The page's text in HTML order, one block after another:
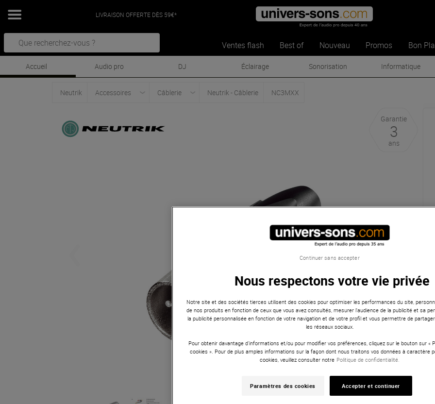
LIVRAISON OFFERTE DÈS 59€*
Ventes flash Best of Nouveau Promos Bon
Accueil Audio pro DJ Éclairage Sonorisation Informatique
Neutrik Accessoires Câblerie Neutrik - Câblerie NC3MXX
Garantie
3
ans
Nous respectons votre vie privée
Notre site et des sociétés tierces utilisent des cookies pour optimiser les performances du site,
de nos produits en fonction de ceux que vous avez consultés, mesurer l'audience de la publicité et sa
la publicité personnalisée en fonction de votre navigation et de votre profil et vous permettre de
les réseaux sociaux.
Pour obtenir davantage d'informations et/ou pour modifier vos préférences, cliquez sur le bouton sur «
cookies ». Pour de plus amples informations sur la façon dont nous traitons vos données à caractère
cookies, veuillez consulter notre Politique de confidentialité.
Paramètres des cookies Accepter et continuer
Continuer sans accepter